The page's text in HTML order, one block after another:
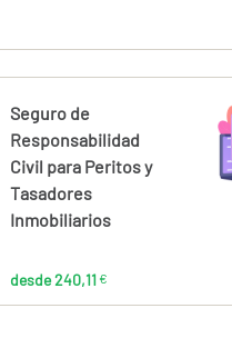
Calcúlalo ahora
Seguro de
Responsabilidad
Civil para Peritos y
Tasadores
Inmobiliarios
desde 240,11 €